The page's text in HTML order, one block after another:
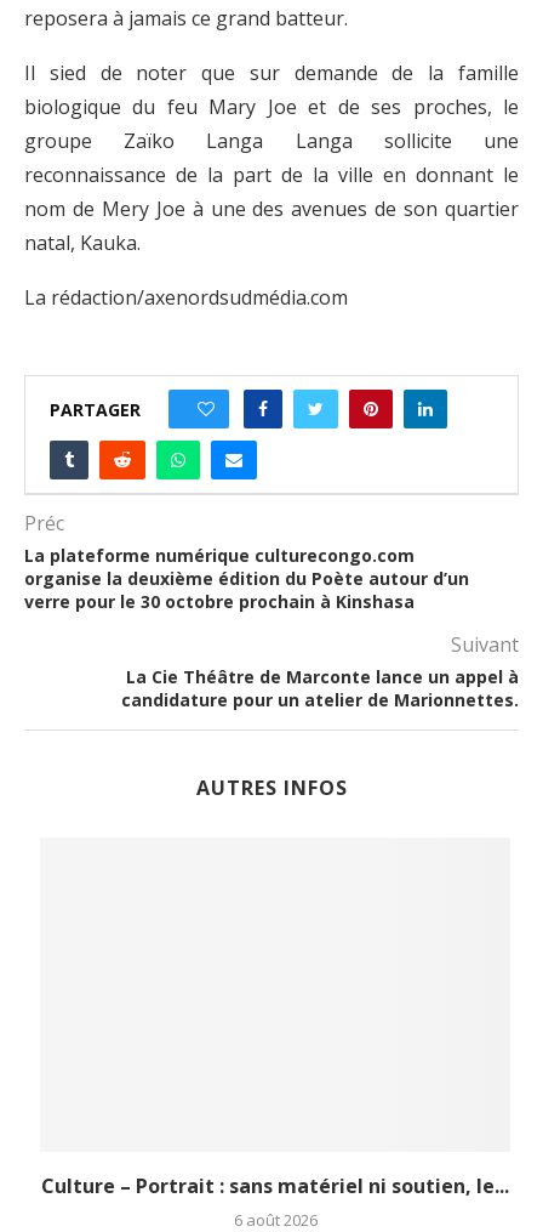
reposera à jamais ce grand batteur.
Il sied de noter que sur demande de la famille
biologique du feu Mary Joe et de ses proches, le
groupe Zaïko Langa Langa sollicite une
reconnaissance de la part de la ville en donnant le
nom de Mery Joe à une des avenues de son quartier
natal, Kauka.
La rédaction/axenordsudmédia.com
PARTAGER
Préc
La plateforme numérique culturecongo.com
organise la deuxième édition du Poète autour d’un
verre pour le 30 octobre prochain à Kinshasa
Suivant
La Cie Théâtre de Marconte lance un appel à
candidature pour un atelier de Marionnettes.
AUTRES INFOS
Culture – Portrait : sans matériel ni soutien, le...
6 août 2026